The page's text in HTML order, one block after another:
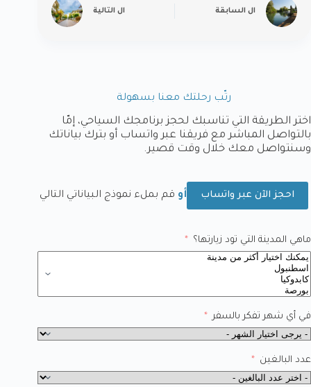
ال السابقة ال التالية
رتّب رحلتك معنا بسهولة
اختر الطريقة التي تناسبك لحجز برنامجك السياحي، إمّا
بالتواصل المباشر مع فريقنا عبر واتساب أو بترك بياناتك
وسنتواصل معك خلال وقت قصير.
احجز الآن عبر واتساب أو قم بملء نموذج البياناتي التالي
ماهي المدينة التي تود زيارتها؟
في أي شهر تفكر بالسفر
عدد البالغين